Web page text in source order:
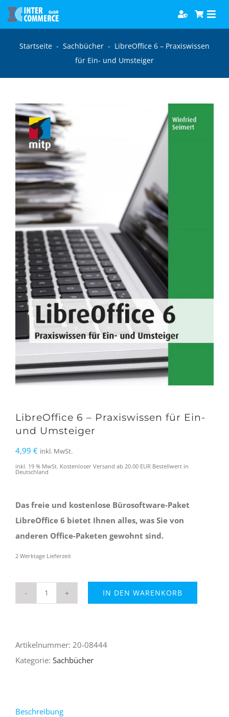
Zum
Inhalt
Software
Games
Bücher
Hörbücher
Startseite - Sachbücher - LibreOffice 6 – Praxiswissen
für Ein- und Umsteiger
LibreOffice 6 – Praxiswissen für Ein-
und Umsteiger
4,99 € inkl. MwSt.
inkl. 19 % MwSt. Kostenloser Versand ab 20.00 EUR Bestellwert in
Deutschland
Das freie und kostenlose Bürosoftware-Paket
LibreOffice 6 bietet Ihnen alles, was Sie von
anderen Office-Paketen gewohnt sind.
2 Werktage Lieferzeit
Praxiswissen
für
Umsteiger
IN DEN WARENKORB
Artikelnummer: 20-08444
Kategorie: Sachbücher
Beschreibung